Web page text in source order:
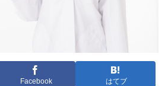
Facebook はてブ